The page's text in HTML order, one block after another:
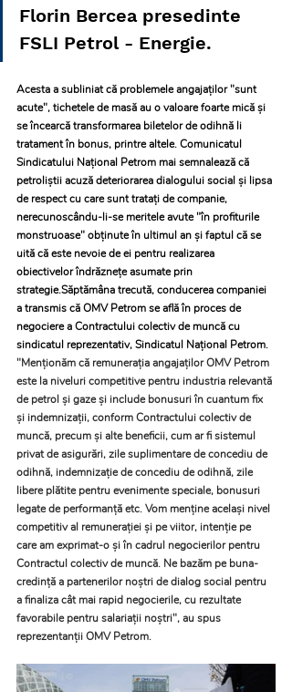
Florin Bercea presedinte
FSLI Petrol - Energie.
Acesta a subliniat că problemele angajaţilor "sunt
acute", tichetele de masă au o valoare foarte mică şi
se încearcă transformarea biletelor de odihnă li
tratament în bonus, printre altele. Comunicatul
Sindicatului Naţional Petrom mai semnalează că
petroliştii acuză deteriorarea dialogului social şi lipsa
de respect cu care sunt trataţi de companie,
nerecunoscându-li-se meritele avute "în profiturile
monstruoase" obţinute în ultimul an şi faptul că se
uită că este nevoie de ei pentru realizarea
obiectivelor îndrăzneţe asumate prin
strategie.Săptămâna trecută, conducerea companiei
a transmis că OMV Petrom se află în proces de
negociere a Contractului colectiv de muncă cu
sindicatul reprezentativ, Sindicatul Naţional Petrom.
"Menţionăm că remuneraţia angajaţilor OMV Petrom
este la niveluri competitive pentru industria relevantă
de petrol şi gaze şi include bonusuri în cuantum fix
şi indemnizaţii, conform Contractului colectiv de
muncă, precum şi alte beneficii, cum ar fi sistemul
privat de asigurări, zile suplimentare de concediu de
odihnă, indemnizaţie de concediu de odihnă, zile
libere plătite pentru evenimente speciale, bonusuri
legate de performanţă etc. Vom menţine acelaşi nivel
competitiv al remuneraţiei şi pe viitor, intenţie pe
care am exprimat-o şi în cadrul negocierilor pentru
Contractul colectiv de muncă. Ne bazăm pe buna-
credinţă a partenerilor noştri de dialog social pentru
a finaliza cât mai rapid negocierile, cu rezultate
favorabile pentru salariaţii noştri", au spus
reprezentanţii OMV Petrom.